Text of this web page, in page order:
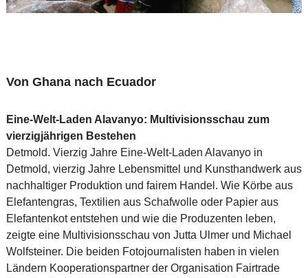
Von Ghana nach Ecuador
Eine-Welt-Laden Alavanyo: Multivisionsschau zum
vierzigjährigen Bestehen
Detmold. Vierzig Jahre Eine-Welt-Laden Alavanyo in
Detmold, vierzig Jahre Lebensmittel und Kunsthandwerk aus
nachhaltiger Produktion und fairem Handel. Wie Körbe aus
Elefantengras, Textilien aus Schafwolle oder Papier aus
Elefantenkot entstehen und wie die Produzenten leben,
zeigte eine Multivisionsschau von Jutta Ulmer und Michael
Wolfsteiner. Die beiden Fotojournalisten haben in vielen
Ländern Kooperationspartner der Organisation Fairtrade